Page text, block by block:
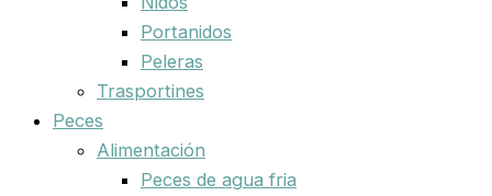
Portanidos
Peleras
Trasportines
Peces
Alimentación
Peces de agua fria